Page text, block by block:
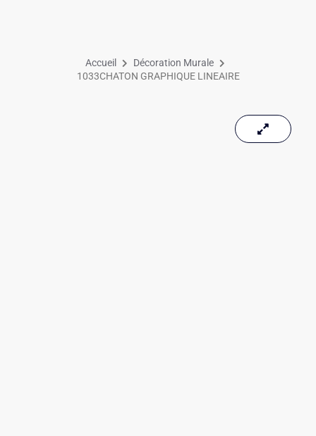
Accueil
Décoration Murale
1033CHATON GRAPHIQUE LINEAIRE